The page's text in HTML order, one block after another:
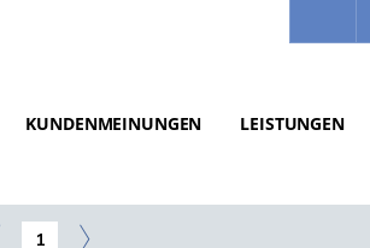
KUNDENMEINUNGEN LEISTUNGEN
1